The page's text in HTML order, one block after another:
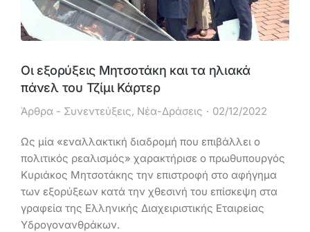
Οι εξορύξεις Μητσοτάκη και τα ηλιακά
πάνελ του Τζίμι Κάρτερ
Άρθρα - Συνεντεύξεις, Νέα-Δράσεις 02/12/2022
Ως μία «εναλλακτική διαδρομή που επιβάλλει ο
πολιτικός ρεαλισμός» χαρακτήρισε ο πρωθυπουργός
Κυριάκος Μητσοτάκης την επιστροφή στο αφήγημα
των εξορύξεων κατά την χθεσινή του επίσκεψη στα
γραφεία της Ελληνικής Διαχειριστικής Εταιρείας
Υδρογονανθράκων.